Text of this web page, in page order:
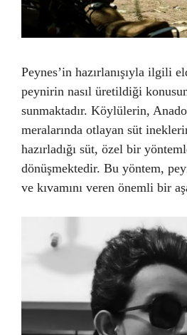
Peynes’in hazırlanışıyla ilgili
peynirin nasıl üretildiği
sunmaktadır. Köylülerin,
meralarında otlayan süt
hazırladığı süt, özel bir
dönüşmektedir. Bu yöntem,
ve kıvamını veren önemli bir